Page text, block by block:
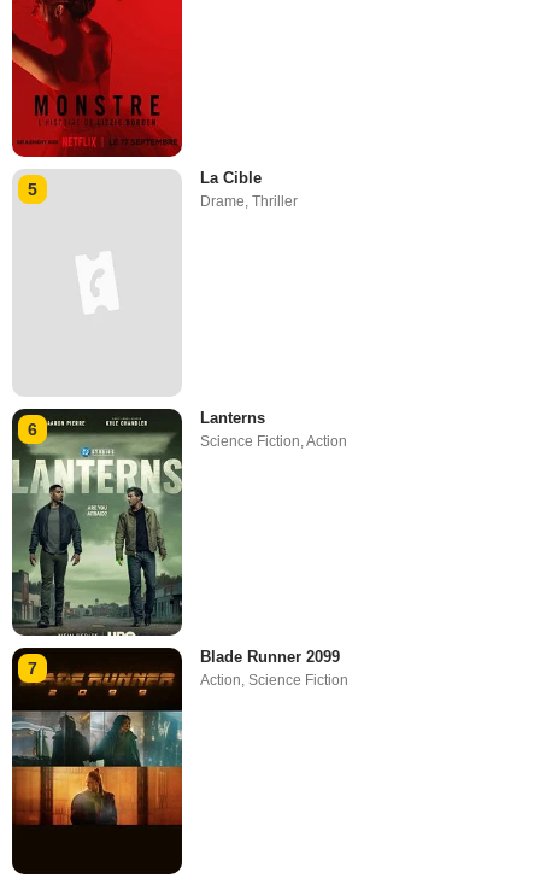
5
La Cible
Drame,Thriller
6
Lanterns
Science Fiction ,Action
7
Blade Runner 2099
Action,Science Fiction